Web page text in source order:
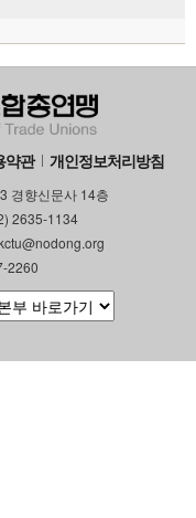
약관 개인정보처리방침
경향신문사 14층
2635-1134
2260